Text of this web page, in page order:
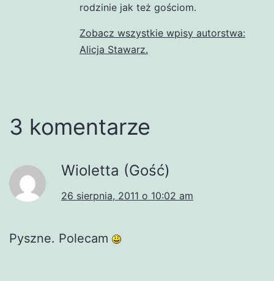
rodzinie jak też gościom.
Zobacz wszystkie wpisy autorstwa:
Alicja Stawarz.
3 komentarze
Wioletta (Gość)
26 sierpnia, 2011 o 10:02 am
Pyszne. Polecam